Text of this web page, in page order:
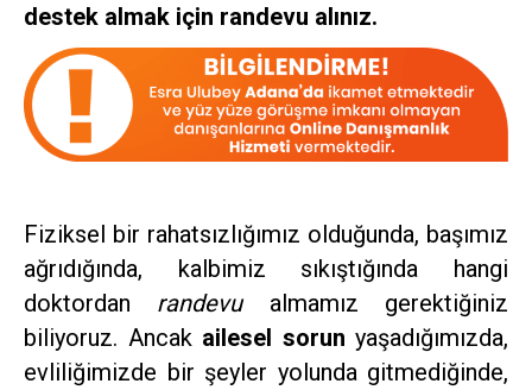
destek almak için randevu alınız.
Fiziksel bir rahatsızlığımız olduğunda, başımız
ağrıdığında, kalbimiz sıkıştığında hangi
doktordan randevualmamız gerektiğiniz
biliyoruz. Ancak ailesel sorun yaşadığımızda,
evliliğimizde bir şeyler yolunda gitmediğinde,